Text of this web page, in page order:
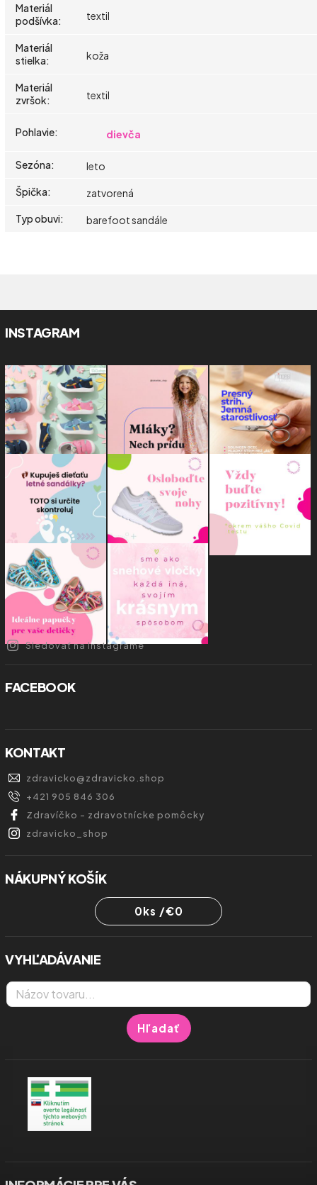
Materiál
podšívka: textil
Materiál
stielka: koža
Materiál
zvršok: textil
Pohlavie: dievča
Sezóna:
leto
Špička:
zatvorená
Typ obuvi: barefoot sandále
INSTAGRAM
Sledovať na Instagrame
FACEBOOK
KONTAKT
zdravicko@zdravicko.shop
+421 905 846 306
Zdravíčko - zdravotnícke pomôcky
zdravicko_shop
NÁKUPNÝ KOŠÍK
0ks /€0
VYHĽADÁVANIE
Hľadať